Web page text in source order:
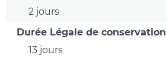
2 jours
Durée Légale de conservation
13 jours